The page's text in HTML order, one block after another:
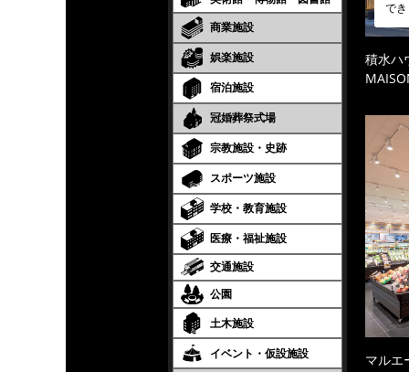
商業施設
娯楽施設
宿泊施設
冠婚葬祭式場
宗教施設・史跡
スポーツ施設
学校・教育施設
医療・福祉施設
交通施設
公園
土木施設
イベント・仮設施設
で
積水
マルエ